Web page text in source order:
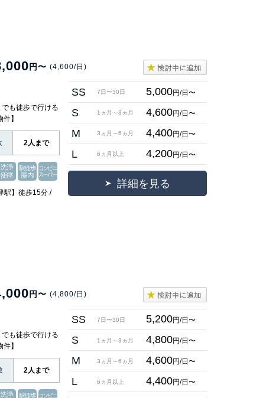
円〜 (4,600/日)
も徒歩で行ける
】
2人まで
駅】徒歩15分 /
SS 7日〜30日 5,000円/日〜
S 1ヵ月～3ヵ月 4,600円/日〜
M 3ヵ月～6ヵ月 4,400円/日〜
L 6ヵ月以上 4,200円/日〜
詳細を見る
円〜 (4,800/日)
も徒歩で行ける
】
2人まで
SS 7日〜30日 5,200円/日〜
S 1ヵ月～3ヵ月 4,800円/日〜
M 3ヵ月～6ヵ月 4,600円/日〜
L 6ヵ月以上 4,400円/日〜